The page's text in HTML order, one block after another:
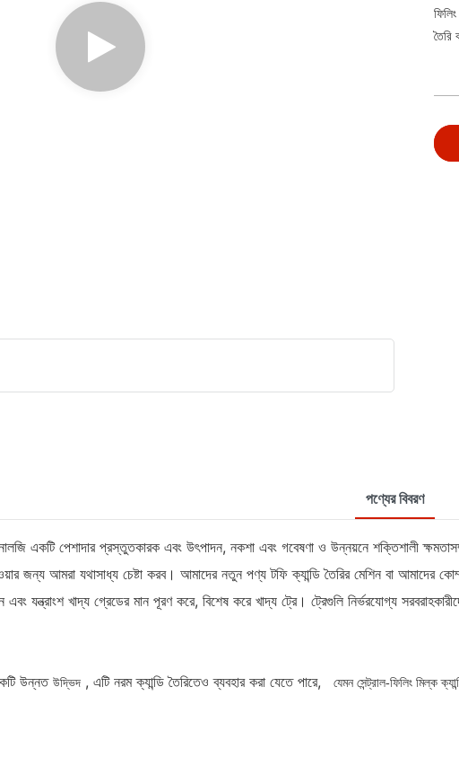
তৈরি
পণ্যের বিবরণ
একটি পেশাদার প্রস্তুতকারক এবং উৎপাদন, নকশা এবং গবেষণা ও উন্নয়নে শক্তিশালী
জন্য আমরা যথাসাধ্য চেষ্টা করব। আমাদের নতুন পণ্য টফি ক্যান্ডি তৈরির মেশিন বা
যন্ত্রাংশ খাদ্য গ্রেডের মান পূরণ করে, বিশেষ করে খাদ্য ট্রে। ট্রেগুলি নির্ভরযোগ্য
উন্নত উদ্ভিদ , এটি নরম ক্যান্ডি তৈরিতেও ব্যবহার করা যেতে পারে,
যেমন সেন্ট্রাল-ফিলিং মিল্ক